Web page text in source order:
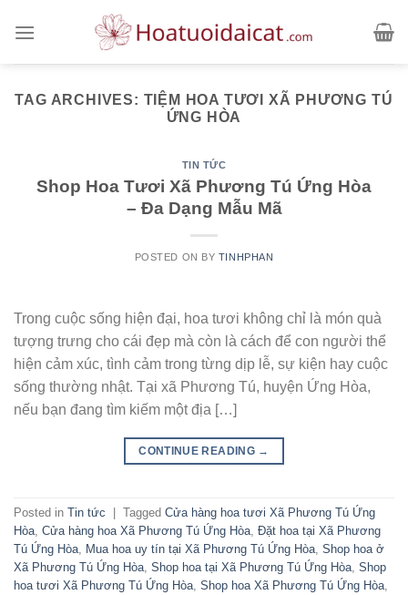
TAG ARCHIVES: TIỆM HOA TƯƠI XÃ PHƯƠNG TÚ
ỨNG HÒA
TIN TỨC
Shop Hoa Tươi Xã Phương Tú Ứng Hòa
– Đa Dạng Mẫu Mã
POSTED ON BY TINHPHAN
Trong cuộc sống hiện đại, hoa tươi không chỉ là món quà
tượng trưng cho cái đẹp mà còn là cách để con người thể
hiện cảm xúc, tình cảm trong từng dịp lễ, sự kiện hay cuộc
sống thường nhật. Tại xã Phương Tú, huyện Ứng Hòa,
nếu bạn đang tìm kiếm một địa […]
CONTINUE READING →
Posted in Tin tức Tagged Cửa hàng hoa tươi Xã Phương Tú Ứng
Hòa Cửa hàng hoa Xã Phương Tú Ứng Hòa Đặt hoa tại Xã Phương
Tú Ứng Hòa
Mua hoa uy tín tại Xã Phương Tú Ứng Hòa Shop hoa ở
Xã Phương Tú Ứng Hòa Shop hoa tại Xã Phương Tú Ứng Hòa Shop
hoa tươi Xã Phương Tú Ứng Hòa Shop hoa Xã Phương Tú Ứng Hòa